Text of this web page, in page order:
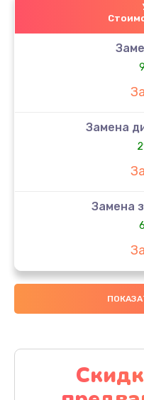
Замена
Замена
Замена
Замена